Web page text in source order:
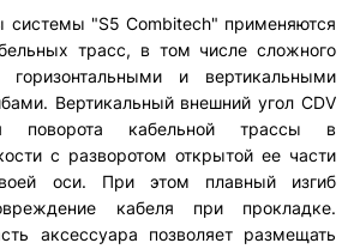
системы "S5 Combitech" применяются
трасс, в том числе сложного
и вертикальными
Вертикальный внешний угол CDV
поворота кабельной трассы в
с разворотом открытой ее части
оси. При этом плавный изгиб
кабеля при прокладке.
аксессуара позволяет размещать